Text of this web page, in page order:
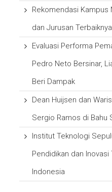
Rekomendasi Kampus
dan Jurusan Terbaiknya
Evaluasi Performa
Pedro Neto Bersinar,
Beri Dampak
Dean Huijsen dan
Sergio Ramos di Bahu
Institut Teknologi
Pendidikan dan
Indonesia